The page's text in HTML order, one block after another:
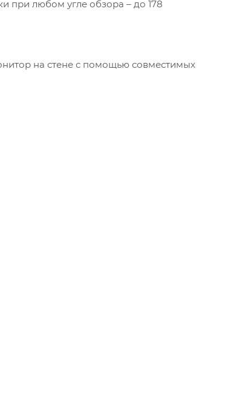
при любом угле обзора – до 178
на стене с помощью совместимых